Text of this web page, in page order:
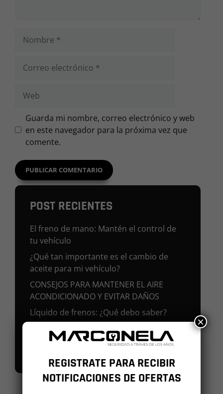
Nombre
electrónico
Guarda mi nombre, correo electrónico y web
en este navegador para la próxima vez que
comente.
POST RECIENTES
El freno de mano: Mantén el control de
tu vehículo
¿Qué tan importante es el cambio de
aceite para mi vehículo?
CONSEJOS PARA MANTENER EL AIRE
ACONDICIONADO Y EVITAR DAÑOS
Líquido de frenos: ¿Qué debo saber?
¿MI VEHÍCULO CONSUME GASOLINA
CUANDO UTILIZO EL AIRE
REGISTRATE PARA RECIBIR
NOTIFICACIONES DE OFERTAS
×